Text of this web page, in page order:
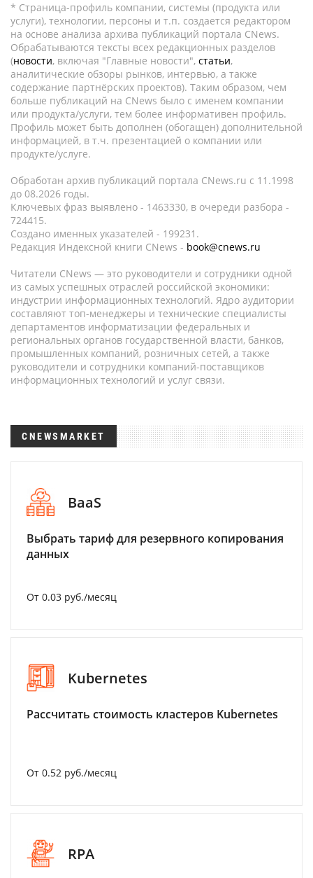
* Страница-профиль компании, системы (продукта или
услуги), технологии, персоны и т.п. создается редактором
на основе анализа архива публикаций портала CNews.
Обрабатываются тексты всех редакционных разделов
(новости, включая "Главные новости", статьи,
аналитические обзоры рынков, интервью, а также
содержание партнёрских проектов). Таким образом, чем
больше публикаций на CNews было с именем компании
или продукта/услуги, тем более информативен профиль.
Профиль может быть дополнен (обогащен) дополнительной
информацией, в т.ч. презентацией о компании или
продукте/услуге.
Обработан архив публикаций портала CNews.ru c 11.1998
до 08.2026 годы.
Ключевых фраз выявлено - 1463330, в очереди разбора -
724415.
Создано именных указателей - 199231.
Редакция Индексной книги CNews - book@cnews.ru
Читатели CNews — это руководители и сотрудники одной
из самых успешных отраслей российской экономики:
индустрии информационных технологий. Ядро аудитории
составляют топ-менеджеры и технические специалисты
департаментов информатизации федеральных и
региональных органов государственной власти, банков,
промышленных компаний, розничных сетей, а также
руководители и сотрудники компаний-поставщиков
информационных технологий и услуг связи.
CNEWSMARKET
BaaS
Выбрать тариф для резервного копирования
данных
От 0.03 руб./месяц
Kubernetes
Рассчитать стоимость кластеров Kubernetes
От 0.52 руб./месяц
RPA